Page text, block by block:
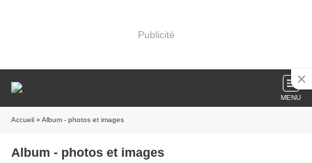
Publicité
MENU
Accueil » Album - photos et images
Album - photos et images